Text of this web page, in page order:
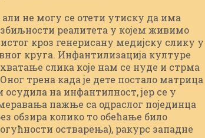
не могу се отети утиску да има
реалитета у којем живимо
кроз генерисану медијску слику у
круга. Инфантилизација културе
слика које нам се нуде и стрма
трена када је дете постало матрица
на инфантилност, јер се у
пажње са одраслог појединца
обзира колико то обећање било
остварења), ракурс западне